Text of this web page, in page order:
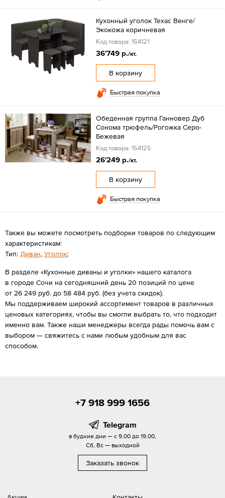
Кухонный уголок Техас Венге/
Экокожа коричневая
Код товара: 154121
36'749 р./кт.
В корзину
Быстрая покупка
Обеденная группа Ганновер Дуб
Сонома трюфель/Рогожка Серо-
Бежевая
Код товара: 154125
26'249 р./кт.
В корзину
Быстрая покупка
Также вы можете посмотреть подборки товаров по следующим
характеристикам:
Тип: Диван, Уголок;
В разделе «Кухонные диваны и уголки» нашего каталога
в городе Сочи на сегодняшний день 20 позиций по цене
от 26 249 руб. до 58 484 руб. (без учета скидок).
Мы поддерживаем широкий ассортимент товаров в различных
ценовых категориях, чтобы вы смогли выбрать то, что подходит
именно вам. Также наши менеджеры всегда рады помочь вам с
выбором — свяжитесь с нами любым удобным для вас
способом.
+7 918 999 1656
Telegram
в будние дни — с 9.00 до 19.00,
Сб, Вс — выходной
Заказать звонок